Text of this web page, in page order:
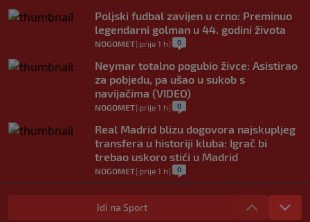
Poljski fudbal zavijen u crno: Preminuo
legendarni golman u 44. godini života
NOGOMET| prije 1 h | 0
Neymar totalno pogubio živce: Asistirao
za pobjedu, pa ušao u sukob s
navijačima (VIDEO)
NOGOMET| prije 1 h | 0
Real Madrid blizu dogovora najskupljeg
transfera u historiji kluba: Igrač bi
trebao uskoro stići u Madrid
NOGOMET| prije 1 h | 0
Lara Gut-Behrami završila karijeru:
Jedna od najvećih skijašica svih
Idi na Sport